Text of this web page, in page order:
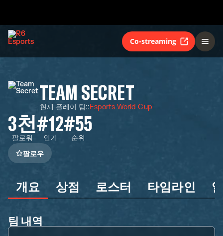
Co-streaming
TEAM SECRET
현재 플레이 팀::Esports World Cup
3천
팔로워
#12
인기
#55
순위
팔로우
개요 상점 로스터 타임라인
팀 내역